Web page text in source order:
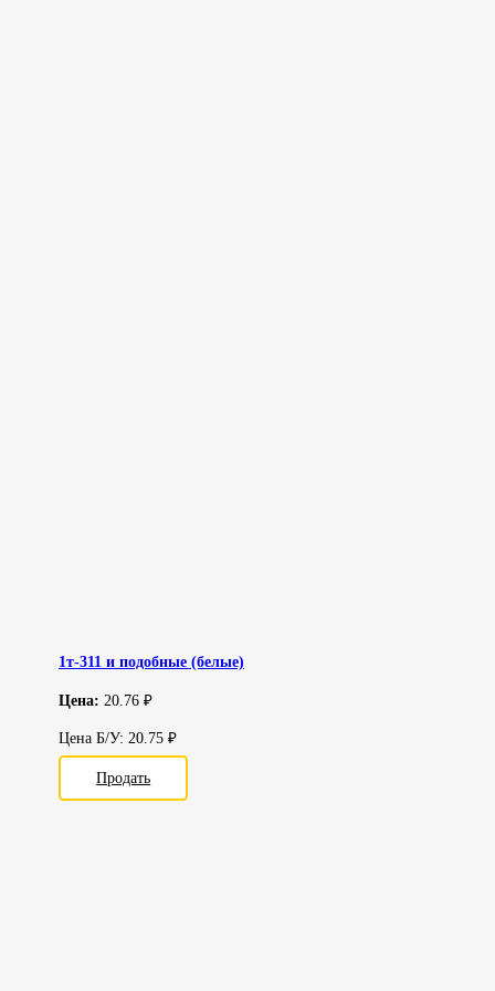
1т-311 и подобные (белые)
Цена: 20.76 ₽
Цена Б/У: 20.75 ₽
Продать